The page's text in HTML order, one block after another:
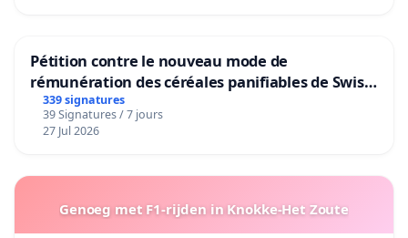
Pétition contre le nouveau mode de
rémunération des céréales panifiables de Swiss
granum basé sur la teneur en protéines
339 signatures
39 Signatures / 7 jours
27 Jul 2026
Genoeg met F1-rijden in Knokke-Het Zoute